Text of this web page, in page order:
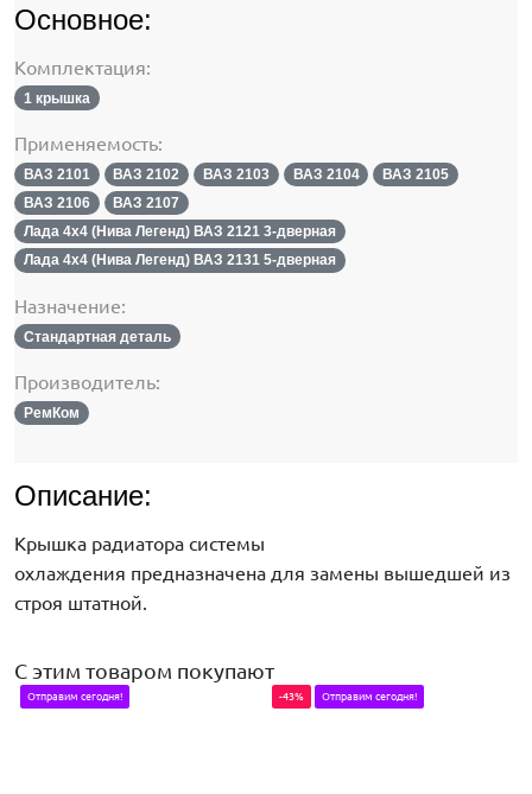
Основное:
Комплектация:
1 крышка
Применяемость:
ВАЗ 2101 ВАЗ 2102 ВАЗ 2103 ВАЗ 2104
ВАЗ 2105
ВАЗ 2106
ВАЗ 2107
Лада 4х4 (Нива Легенд) ВАЗ 2121 3-дверная
Лада 4х4 (Нива Легенд) ВАЗ 2131 5-дверная
Назначение:
Стандартная деталь
Производитель:
РемКом
Описание:
Крышка радиатора системы
охлаждения предназначена для замены вышедшей из
строя штатной.
С этим товаром покупают
Отправим сегодня! -43% Отправим сегодня!